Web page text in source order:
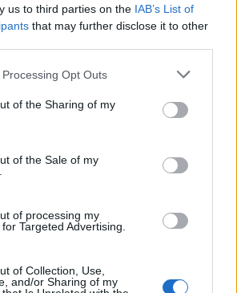
us to third parties on the IAB’s List of
that may further disclose it to other
Opt Outs
of the Sharing of my
of the Sale of my
of processing my
Targeted Advertising.
of Collection, Use,
and/or Sharing of my
flessore e di essere
in vista della sfida di
seconda frazione Pogba
ritmo come tutta la squadra
63' sostituito, tra gli applausi di
Stadium, da Paolo De Ceglie.
dell'eclettico ex Verona:
numero 2 bianconero è
che facilecon qualche
in fase di copertura che in
minuti l'italobrasiliano si è